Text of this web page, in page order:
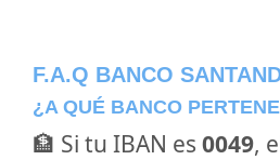
F.A.Q BANCO
¿A QUÉ BANCO
🏦 Si tu IBAN es 0049,